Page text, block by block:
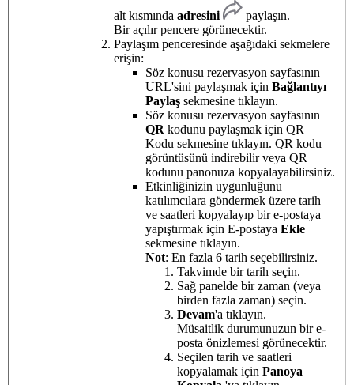
alt kısmında adresini
paylaşın.
Bir açılır pencere görünecektir.
Paylaşım penceresinde aşağıdaki sekmelere
erişin:
Söz konusu rezervasyon sayfasının
URL'sini paylaşmak için Bağlantıyı
Paylaş sekmesine tıklayın.
Söz konusu rezervasyon sayfasının
QR kodunu paylaşmak için QR
Kodu sekmesine tıklayın. QR kodu
görüntüsünü indirebilir veya QR
kodunu panonuza kopyalayabilirsiniz.
Etkinliğinizin uygunluğunu
katılımcılara göndermek üzere tarih
ve saatleri kopyalayıp bir e-postaya
yapıştırmak için E-postaya Ekle
sekmesine tıklayın.
Not: En fazla 6 tarih seçebilirsiniz.
Takvimde bir tarih seçin.
Sağ panelde bir zaman (veya
birden fazla zaman) seçin.
Devam'a tıklayın.
Müsaitlik durumunuzun bir e-
posta önizlemesi görünecektir.
Seçilen tarih ve saatleri
kopyalamak için Panoya